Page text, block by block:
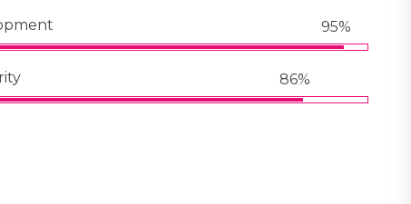
95%
86%